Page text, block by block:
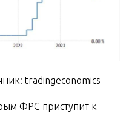
tradingeconomics
ФРС приступит к